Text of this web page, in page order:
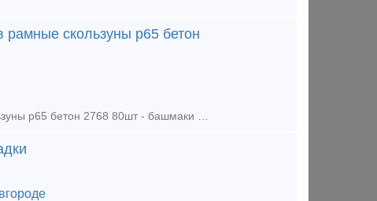
скользуны р65 бетон
Продаём из наличия: - башмаки стрелочных переводов рамные скользуны р65 бетон 2768 80шт - башмаки рамные р65 2434 бу 20шт - башмаки крестовиные р65 1/9, 1/11, 1/6 бетон, дерево - вкладыши, лафет